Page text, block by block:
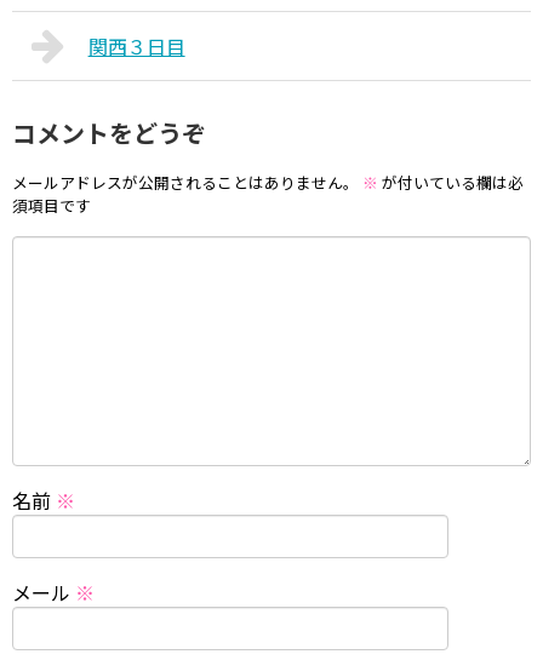
関西３日目
コメントをどうぞ
メールアドレスが公開されることはありません。 ※ が付いている欄は必
須項目です
名前 ※
メール ※